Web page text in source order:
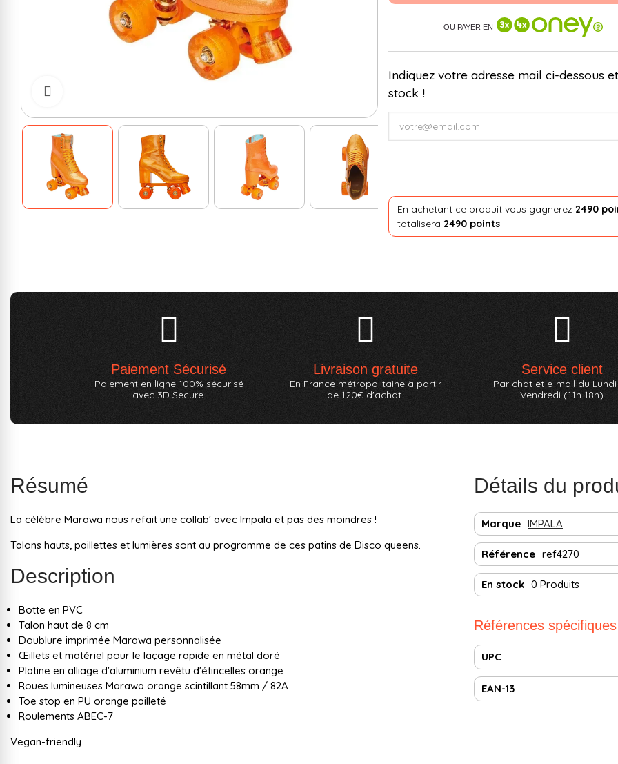
OU PAYER EN
Indiquez votre adresse mail ci-dessous
stock !
En achetant ce produit vous gagnerez 2490
totalisera 2490 points.
Paiement Sécurisé
Paiement en ligne 100% sécurisé
avec 3D Secure.
Livraison gratuite
En France métropolitaine à partir
de 120€ d'achat.
Service client
Par chat et e-mail du
Vendredi (11h-18h)
Résumé
La célèbre Marawa nous refait une collab' avec Impala et pas des moindres !
Talons hauts, paillettes et lumières sont au programme de ces patins de Disco queens.
Description
Botte en PVC
Talon haut de 8 cm
Doublure imprimée Marawa personnalisée
Œillets et matériel pour le laçage rapide en métal doré
Platine en alliage d'aluminium revêtu d'étincelles orange
Roues lumineuses Marawa orange scintillant 58mm / 82A
Toe stop en PU orange pailleté
Roulements ABEC-7
Vegan-friendly
Détails du
Marque IMPALA
Référence ref4270
En stock 0 Produits
Références spécifiques
UPC
EAN-13